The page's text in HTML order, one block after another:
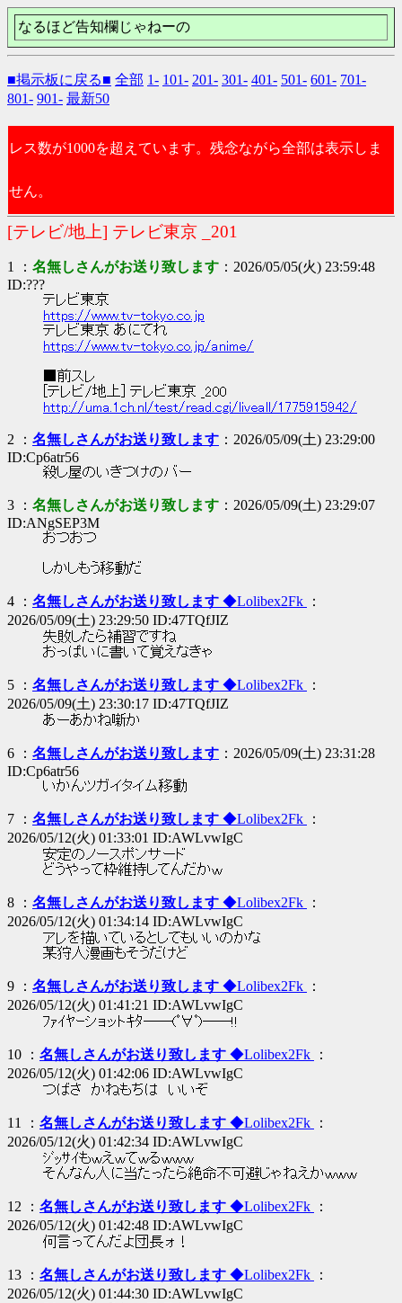
なるほど告知欄じゃねーの
■掲示板に戻る■ 全部 1- 101- 201- 301- 401- 501- 601- 701-
801- 901- 最新50
レス数が1000を超えています。残念ながら全部は表示しま
せん。
[テレビ/地上] テレビ東京 _201
1 ： 名無しさんがお送り致します ：2026/05/05(火) 23:59:48
ID:???
テレビ東京
https://www.tv-tokyo.co.jp
テレビ東京 あにてれ
https://www.tv-tokyo.co.jp/anime/
■前スレ
[テレビ/地上] テレビ東京 _200
http://uma.1ch.nl/test/read.cgi/liveall/1775915942/
2 ： 名無しさんがお送り致します ：2026/05/09(土) 23:29:00
ID:Cp6atr56
殺し屋のいきつけのバー
3 ： 名無しさんがお送り致します ：2026/05/09(土) 23:29:07
ID:ANgSEP3M
おつおつ
しかしもう移動だ
4 ： 名無しさんがお送り致します ◆Lolibex2Fk
：
2026/05/09(土) 23:29:50 ID:47TQfJIZ
失敗したら補習ですね
おっぱいに書いて覚えなきゃ
5 ： 名無しさんがお送り致します ◆Lolibex2Fk
：
2026/05/09(土) 23:30:17 ID:47TQfJIZ
あーあかね噺か
6 ： 名無しさんがお送り致します ：2026/05/09(土) 23:31:28
ID:Cp6atr56
いかんツガイタイム移動
7 ： 名無しさんがお送り致します ◆Lolibex2Fk
：
2026/05/12(火) 01:33:01 ID:AWLvwIgC
安定のノースポンサード
どうやって枠維持してんだかｗ
8 ： 名無しさんがお送り致します ◆Lolibex2Fk
：
2026/05/12(火) 01:34:14 ID:AWLvwIgC
アレを描いているとしてもいいのかな
某狩人漫画もそうだけど
9 ： 名無しさんがお送り致します ◆Lolibex2Fk
：
2026/05/12(火) 01:41:21 ID:AWLvwIgC
ﾌｧｲﾔｰショットｷﾀ――(ﾟ∀ﾟ)――!!
10 ： 名無しさんがお送り致します ◆Lolibex2Fk
：
2026/05/12(火) 01:42:06 ID:AWLvwIgC
つばさ かねもちは いいぞ
11 ： 名無しさんがお送り致します ◆Lolibex2Fk
：
2026/05/12(火) 01:42:34 ID:AWLvwIgC
ｼﾞｯｻｲもｗえｗてｗるｗｗｗ
そんなん人に当たったら絶命不可避じゃねえかｗｗｗ
12 ： 名無しさんがお送り致します ◆Lolibex2Fk
：
2026/05/12(火) 01:42:48 ID:AWLvwIgC
何言ってんだよ団長ォ！
13 ： 名無しさんがお送り致します ◆Lolibex2Fk
：
2026/05/12(火) 01:44:30 ID:AWLvwIgC